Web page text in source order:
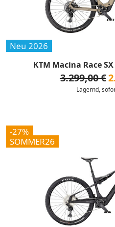
Neu 2026
KTM Macina Race
3.299,00 €
Lagernd,
-27%
SOMMER26